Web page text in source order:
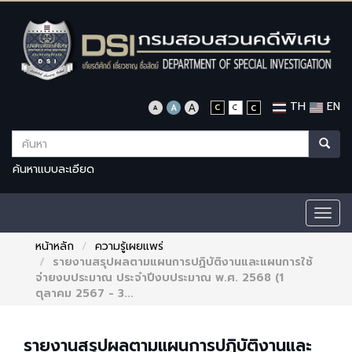
TH EN
ค้นหาแบบละเอียด
หน้าหลัก
ความรู้เผยแพร่
รายงานสรุปผลตามแผนการปฏิบัติงานและแผนการใช้
จ่ายงบประมาณ ประจำปีงบประมาณ พ.ศ. 2568 (1
ตุลาคม 2567 - 3...
รายงานสรุปผลตามแผนการปฏิบัติงานและ